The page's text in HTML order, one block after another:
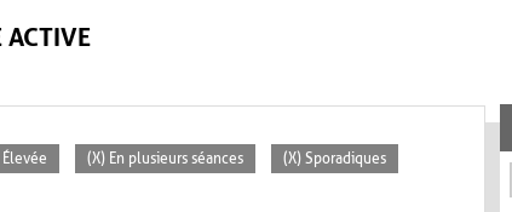
ACTIVE
Élevée (X) En plusieurs séances (X) Sporadiques